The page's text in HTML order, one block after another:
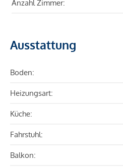
Anzahl Zimmer:
Ausstattung
Boden:
Heizungsart:
Küche:
Fahrstuhl:
Balkon: